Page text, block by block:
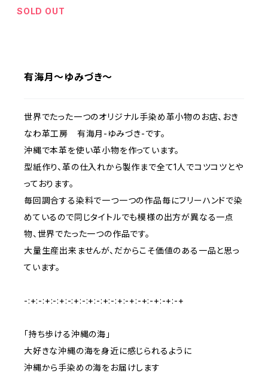
SOLD OUT
有海月～ゆみづき～
世界でたった一つのオリジナル手染め革小物のお店、おき
なわ革工房 有海月-ゆみづき-です。
沖縄で本革を使い革小物を作っています。
型紙作り、革の仕入れから製作まで全て1人でコツコツとや
っております。
毎回調合する染料で一つ一つの作品毎にフリーハンドで染
めているので同じタイトルでも模様の出方が異なる一点
物、世界でたった一つの作品です。
大量生産出来ませんが、だからこそ価値のある一品と思っ
ています。
-:+:-:+:-:+:-:+:-:+:-:+:-:+:-+:-+:-+:-+:-+
「持ち歩ける沖縄の海」
大好きな沖縄の海を身近に感じられるように
沖縄から手染めの海をお届けします